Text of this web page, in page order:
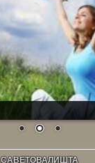
САВЕТОВАЛИШТА